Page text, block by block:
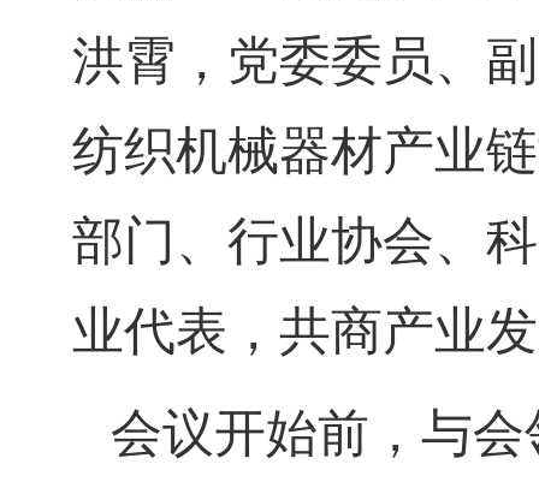
洪霄，党委委员、
纺织机械器材产业
部门、行业协会、
业代表，共商产业
会议开始前，与